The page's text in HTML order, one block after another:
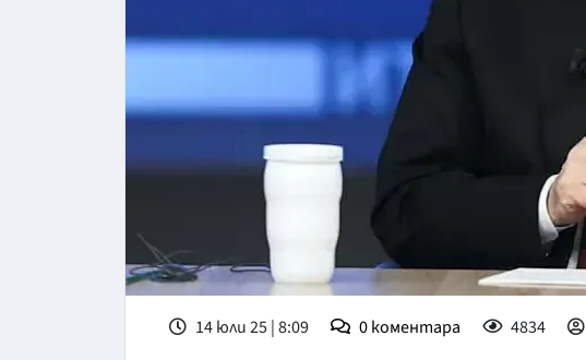
14 юли 25 | 8:09 0коментара 4834